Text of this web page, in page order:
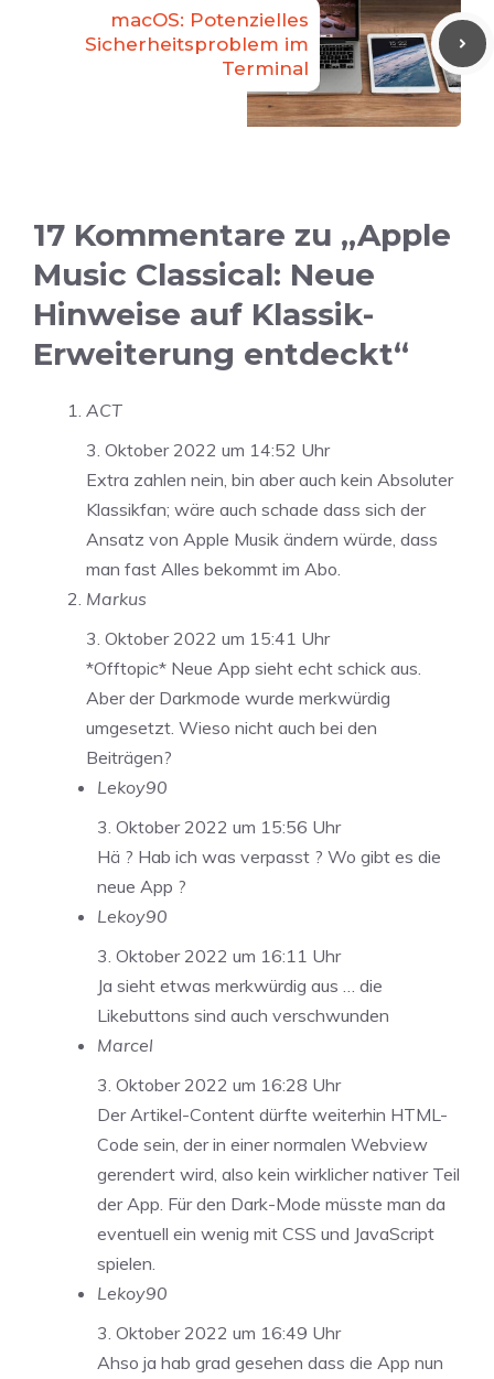
macOS: Potenzielles
Sicherheitsproblem im
Terminal
17 Kommentare zu „Apple
Music Classical: Neue
Hinweise auf Klassik-
Erweiterung entdeckt“
ACT
3. Oktober 2022 um 14:52 Uhr
Extra zahlen nein, bin aber auch kein Absoluter
Klassikfan; wäre auch schade dass sich der
Ansatz von Apple Musik ändern würde, dass
man fast Alles bekommt im Abo.
Markus
3. Oktober 2022 um 15:41 Uhr
*Offtopic* Neue App sieht echt schick aus.
Aber der Darkmode wurde merkwürdig
umgesetzt. Wieso nicht auch bei den
Beiträgen?
Lekoy90
3. Oktober 2022 um 15:56 Uhr
Hä ? Hab ich was verpasst ? Wo gibt es die
neue App ?
Lekoy90
3. Oktober 2022 um 16:11 Uhr
Ja sieht etwas merkwürdig aus … die
Likebuttons sind auch verschwunden
Marcel
3. Oktober 2022 um 16:28 Uhr
Der Artikel-Content dürfte weiterhin HTML-
Code sein, der in einer normalen Webview
gerendert wird, also kein wirklicher nativer Teil
der App. Für den Dark-Mode müsste man da
eventuell ein wenig mit CSS und JavaScript
spielen.
Lekoy90
3. Oktober 2022 um 16:49 Uhr
Ahso ja hab grad gesehen dass die App nun